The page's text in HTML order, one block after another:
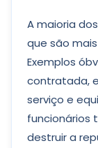
A maioria
que são
Exemplos
contratada,
serviço e
funcionários
destruir a